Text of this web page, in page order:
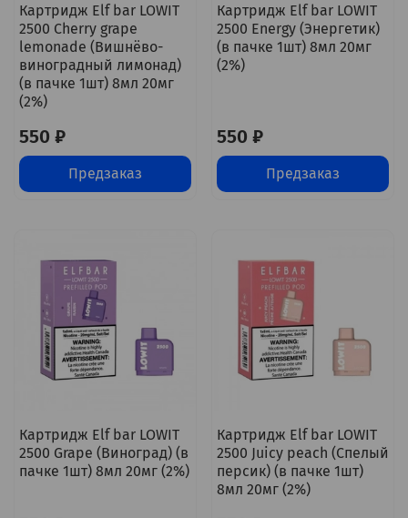
Картридж Elf bar LOWIT
2500 Cherry grape
lemonade (Вишнёво-
виноградный лимонад)
(в пачке 1шт) 8мл 20мг
(2%)
550 ₽
Предзаказ
Картридж Elf bar LOWIT
2500 Energy (Энергетик)
(в пачке 1шт) 8мл 20мг
(2%)
550 ₽
Предзаказ
Картридж Elf bar LOWIT
2500 Grape (Виноград) (в
пачке 1шт) 8мл 20мг (2%)
Картридж Elf bar LOWIT
2500 Juicy peach (Спелый
персик) (в пачке 1шт)
8мл 20мг (2%)